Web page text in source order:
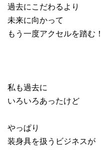
過去にこだわるより
未来に向かって
もう一度アクセルを踏む！
私も過去に
いろいろあったけど
やっぱり
装身具を扱うビジネスが